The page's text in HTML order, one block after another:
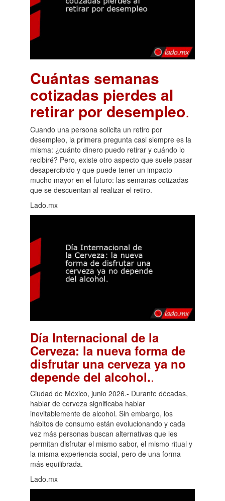
Cuántas semanas
cotizadas pierdes al
retirar por desempleo.
Cuando una persona solicita un retiro por
desempleo, la primera pregunta casi siempre es la
misma: ¿cuánto dinero puedo retirar y cuándo lo
recibiré? Pero, existe otro aspecto que suele pasar
desapercibido y que puede tener un impacto
mucho mayor en el futuro: las semanas cotizadas
que se descuentan al realizar el retiro.
Lado.mx
Día Internacional de la
Cerveza: la nueva forma de
disfrutar una cerveza ya no
depende del alcohol..
Ciudad de México, junio 2026.- Durante décadas,
hablar de cerveza significaba hablar
inevitablemente de alcohol. Sin embargo, los
hábitos de consumo están evolucionando y cada
vez más personas buscan alternativas que les
permitan disfrutar el mismo sabor, el mismo ritual y
la misma experiencia social, pero de una forma
más equilibrada.
Lado.mx